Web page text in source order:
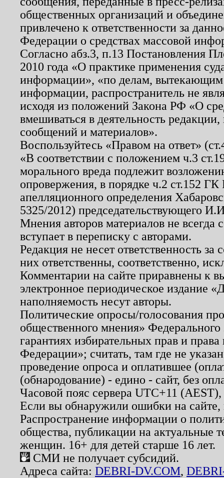
общественных организаций и
привлечено к ответственности за
Федерации о средствах массовой
Согласно абз.3, п.13 Постановления
2010 года «О практике применения
информации», «по делам, вытекающим
информации, распространитель не
исходя из положений Закона РФ «О
вмешиваться в деятельность
сообщений и материалов».
Воспользуйтесь «Правом на ответ»
«В соответствии с положением ч.3
морального вреда подлежит
опровержения, в порядке ч.2 ст.152
апелляционного определения
5325/2012) председательствующего
Мнения авторов материалов не
вступает в переписку с авторами.
Редакция не несет ответственность
них ответственны, соответственно,
Комментарии на сайте приравнены к
электронное периодическое издание
наполняемость несут авторы.
Политические опросы/голосования
общественного мнения»
гарантиях избирательных прав и
Федерации»; считать, там где не
проведение опроса и оплатившее
(обнародование) - едино - сайт, без
Часовой пояс сервера UTC+11
Если вы обнаружили ошибки на
Распространение информации о
общества, публикации на актуальные
женщин. 16+ для детей старше 16 лет.
СМИ не получает субсидий.
Адреса сайта: DEBRI-DV.COM,